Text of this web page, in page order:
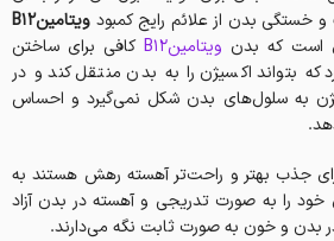
خستگی بدن از علائم رایج کمبود ویتامینB12
است که بدن ویتامینB12
کافی برای ساختن
که بتواند اکسیژن را به بدن منتقل کند و در
به سلول‌های بدن شکل نمی‌گیرد و احساس
جذب بهتر و راحت‌تر آهسته رهش هستند به
خود را به صورت تدریجی و آهسته در بدن آزاد
بدن و خون به صورت ثابت نگه می‌دارند.